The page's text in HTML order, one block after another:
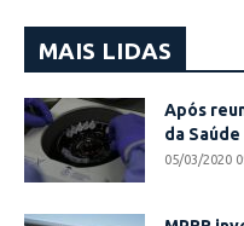
MAIS LIDAS
Após
da
05/03/2020